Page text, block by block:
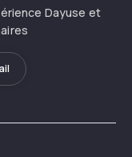
Dayuse et